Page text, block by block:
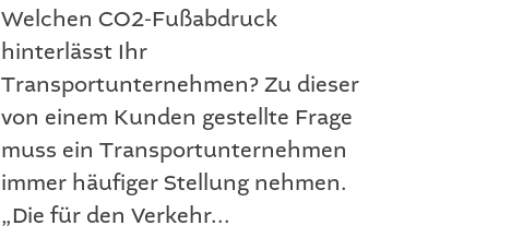
Welchen CO2-Fußabdruck
hinterlässt Ihr
Transportunternehmen? Zu dieser
von einem Kunden gestellte Frage
muss ein Transportunternehmen
immer häufiger Stellung nehmen.
„Die für den Verkehr...